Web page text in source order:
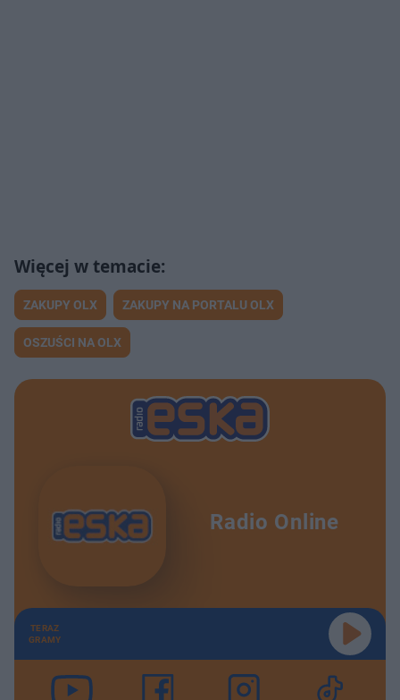
ZAKUPY OLX ZAKUPY NA PORTALU OLX
OSZUŚCI NA OLX
Radio Online
TERAZ
GRAMY